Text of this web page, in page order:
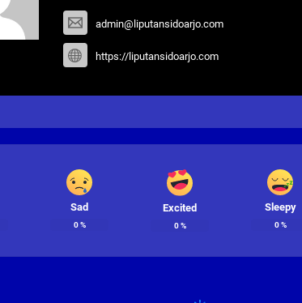
admin@liputansidoarjo.com
https://liputansidoarjo.com
Sad
0%
Excited
0%
Sleepy
0%